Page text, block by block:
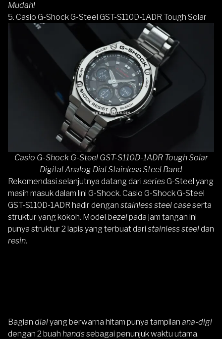
Mudah!
5. Casio G-Shock G-Steel GST-S110D-1ADR Tough Solar
Casio G-Shock G-Steel GST-S110D-1ADR Tough Solar
Digital Analog Dial Stainless Steel Band
Rekomendasi selanjutnya datang dari seriesG-Steel yang
masih masuk dalam lini G-Shock. Casio G-Shock G-Steel
GST-S110D-1ADR hadir dengan stainless steel caseserta
struktur yang kokoh. Model bezelpada jam tangan ini
punya struktur 2 lapis yang terbuat dari stainless steeldan
resin.
Bagian dialyang berwarna hitam punya tampilan ana-digi
dengan 2 buah handssebagai penunjuk waktu utama.